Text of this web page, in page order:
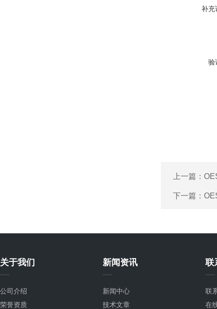
补充
验
上一篇：
下一篇：
关于我们
公司介绍
荣誉资质
新闻资讯
新闻中心
技术文章
联
联
在